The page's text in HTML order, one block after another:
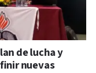
de lucha y
nuevas